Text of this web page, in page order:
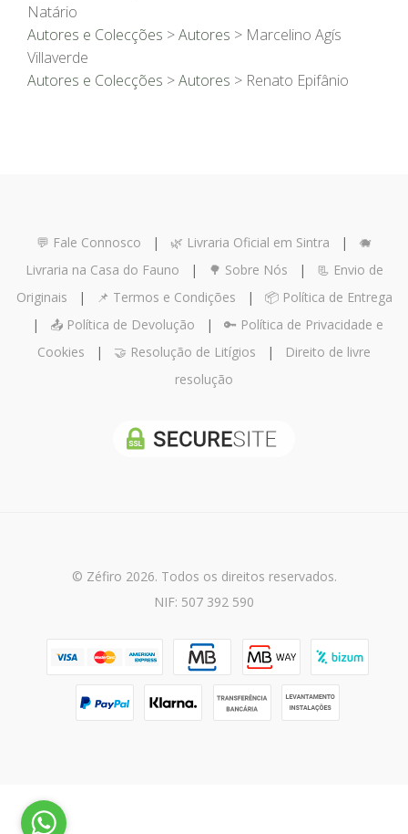
Natário
Autores e Colecções >Autores > Marcelino Agís
Villaverde
Autores e Colecções >Autores > Renato Epifânio
💬 Fale Connosco | 🌿 Livraria Oficial em Sintra | 🐗
Livraria na Casa do Fauno | 🌳 Sobre Nós | 📃 Envio de
Originais | 📌 Termos e Condições | 📦 Política de Entrega
| 📤 Política de Devolução | 🔑 Política de Privacidade e
Cookies | 🤝 Resolução de Litígios |
Direito de livre
resolução
© Zéfiro 2026. Todos os direitos reservados.
NIF: 507 392 590